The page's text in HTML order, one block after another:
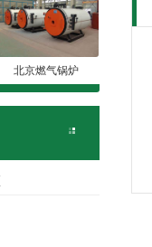
北京燃气锅炉